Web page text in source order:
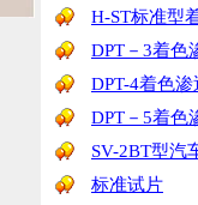
H-ST标准型
DPT－3着色
DPT-4着色
DPT－5着色
SV-2BT型汽
标准试片